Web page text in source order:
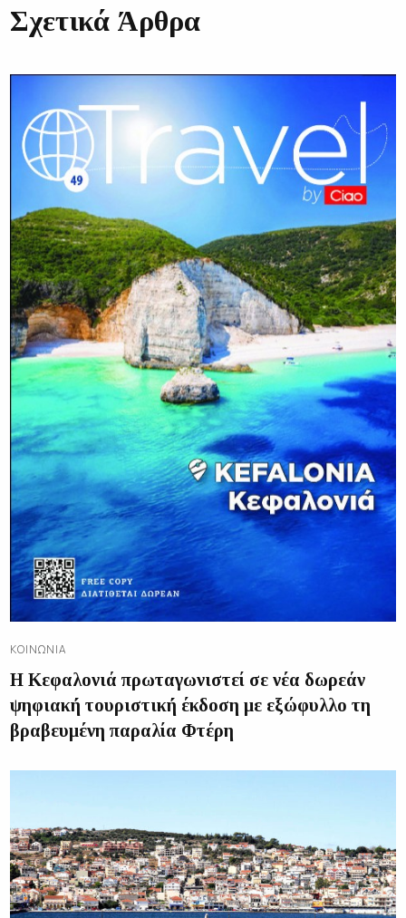
Σχετικά Άρθρα
ΚΟΙΝΩΝΊΑ
Η Κεφαλονιά πρωταγωνιστεί σε νέα δωρεάν
ψηφιακή τουριστική έκδοση με εξώφυλλο τη
βραβευμένη παραλία Φτέρη